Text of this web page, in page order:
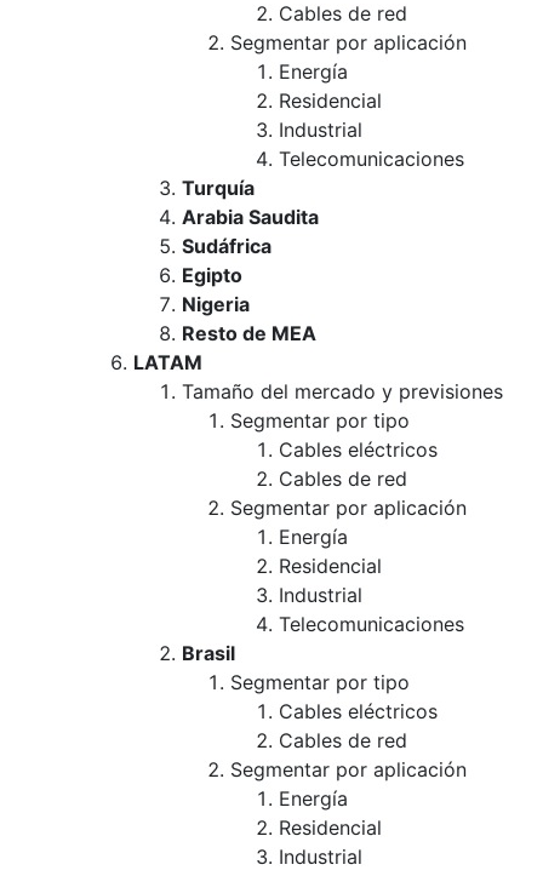
Cables de red
Segmentar por aplicación
Energía
Residencial
Industrial
Telecomunicaciones
Turquía
Arabia Saudita
Sudáfrica
Egipto
Nigeria
Resto de MEA
LATAM
Tamaño del mercado y previsiones
Segmentar por tipo
Cables eléctricos
Cables de red
Segmentar por aplicación
Energía
Residencial
Industrial
Telecomunicaciones
Brasil
Segmentar por tipo
Cables eléctricos
Cables de red
Segmentar por aplicación
Energía
Residencial
Industrial